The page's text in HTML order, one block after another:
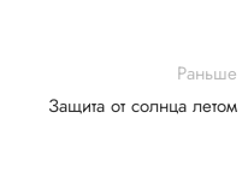
Раньше
Защита от солнца летом